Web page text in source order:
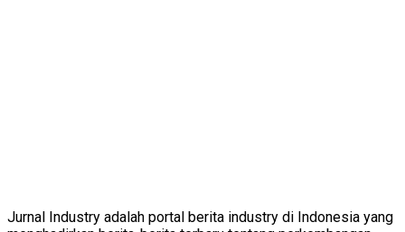
Jurnal Industry adalah portal berita industry di Indonesia yang